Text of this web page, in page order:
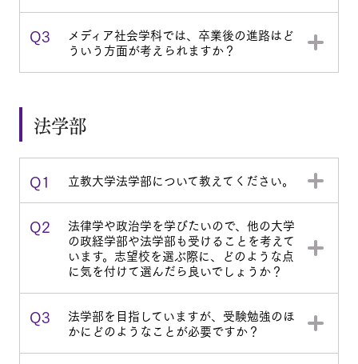
Q3 メディア社会学科では、卒業後の進路はど
ういう方面が考えられますか？
法学部
Q1 立教大学法学部について教えてください。
Q2 法律学や政治学を学びたいので、他の大学
の政経学部や法学部も受けることを考えて
います。志望校を選ぶ際に、どのような点
に気を付けて選んだら良いでしょうか？
Q3 法学部を目指していますが、受験勉強のほ
かにどのようなことが必要ですか？